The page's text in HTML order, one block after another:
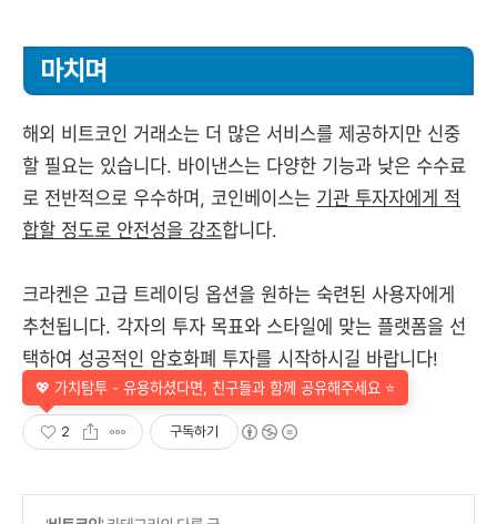
마치며
해외 비트코인 거래소는 더 많은 서비스를 제공하지만 신중
할 필요는 있습니다. 바이낸스는 다양한 기능과 낮은 수수료
로 전반적으로 우수하며, 코인베이스는 기관 투자자에게 적
합할 정도로 안전성을 강조합니다.
크라켄은 고급 트레이딩 옵션을 원하는 숙련된 사용자에게
추천됩니다. 각자의 투자 목표와 스타일에 맞는 플랫폼을 선
택하여 성공적인 암호화폐 투자를 시작하시길 바랍니다!
💖 가치탐투 - 유용하셨다면, 친구들과 함께 공유해주세요 ⭐
2 구독하기